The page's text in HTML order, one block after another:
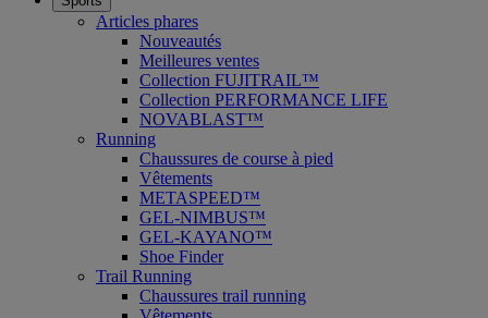
Articles phares
Nouveautés
Meilleures ventes
Collection FUJITRAIL™
Collection PERFORMANCE LIFE
NOVABLAST™
Running
Chaussures de course à pied
Vêtements
METASPEED™
GEL-NIMBUS™
GEL-KAYANO™
Shoe Finder
Trail Running
Chaussures trail running